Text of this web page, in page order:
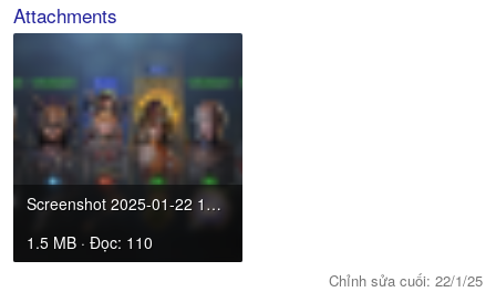
Attachments
Screenshot 2025-01-22 121825.png
1.5 MB · Đọc: 110
Chỉnh sửa cuối: 22/1/25